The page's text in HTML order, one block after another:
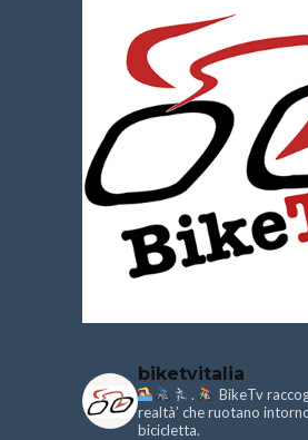
biketvitalia
.
BikeTv
realtà’ che ruotano
bicicletta.